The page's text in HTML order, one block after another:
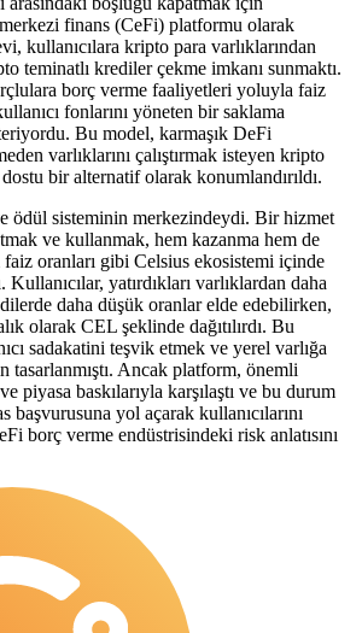
finans (CeFi) platformu olarak
kullanıcılara kripto para varlıklarından
teminatlı krediler çekme imkanı sunmaktı.
borç verme faaliyetleri yoluyla faiz
fonlarını yöneten bir saklama
Bu model, karmaşık DeFi
varlıklarını çalıştırmak isteyen kripto
bir alternatif olarak konumlandırıldı.
ödül sisteminin merkezindeydi. Bir hizmet
ve kullanmak, hem kazanma hem de
oranları gibi Celsius ekosistemi içinde
yatırdıkları varlıklardan daha
daha düşük oranlar elde edebilirken,
olarak CEL şeklinde dağıtılırdı. Bu
sadakatini teşvik etmek ve yerel varlığa
tasarlanmıştı. Ancak platform, önemli
piyasa baskılarıyla karşılaştı ve bu durum
yol açarak kullanıcılarını
borç verme endüstrisindeki risk anlatısını